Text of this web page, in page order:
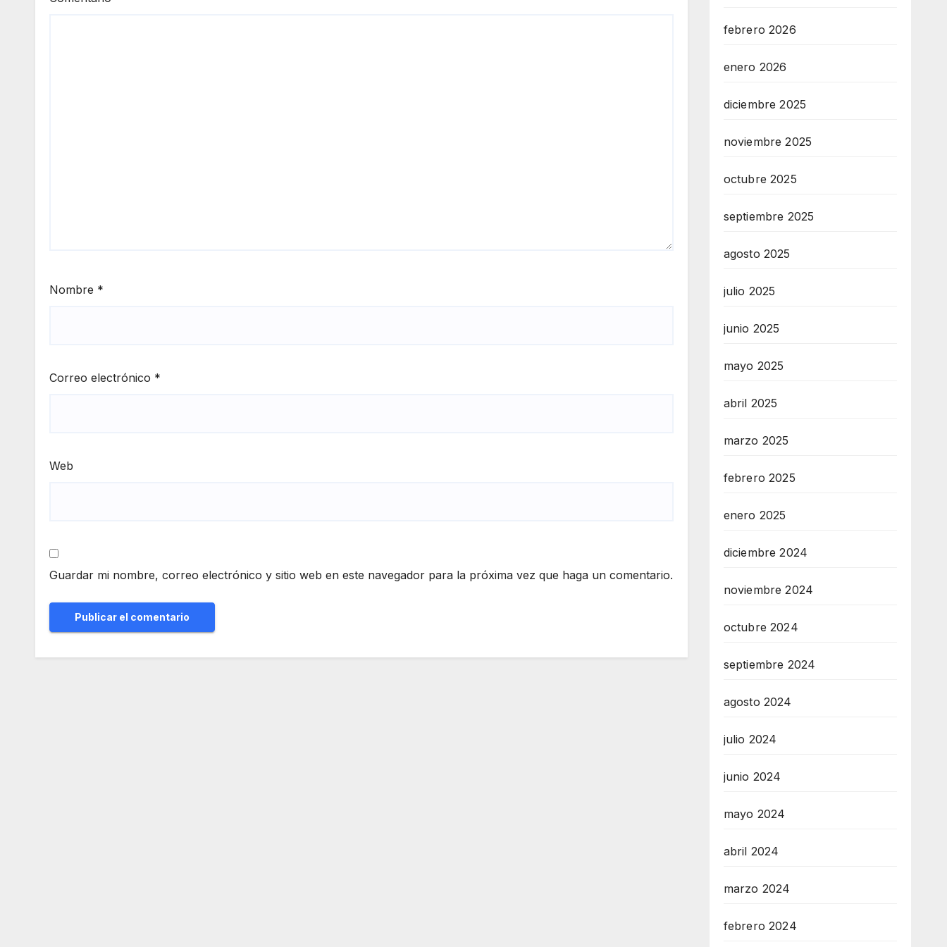
Nombre *
Correo electrónico *
Web
Guardar mi nombre, correo electrónico y sitio web en este navegador para la próxima vez que haga un comentario.
febrero 2026
enero 2026
diciembre 2025
noviembre 2025
octubre 2025
septiembre 2025
agosto 2025
julio 2025
junio 2025
mayo 2025
abril 2025
marzo 2025
febrero 2025
enero 2025
diciembre 2024
noviembre 2024
octubre 2024
septiembre 2024
agosto 2024
julio 2024
junio 2024
mayo 2024
abril 2024
marzo 2024
febrero 2024